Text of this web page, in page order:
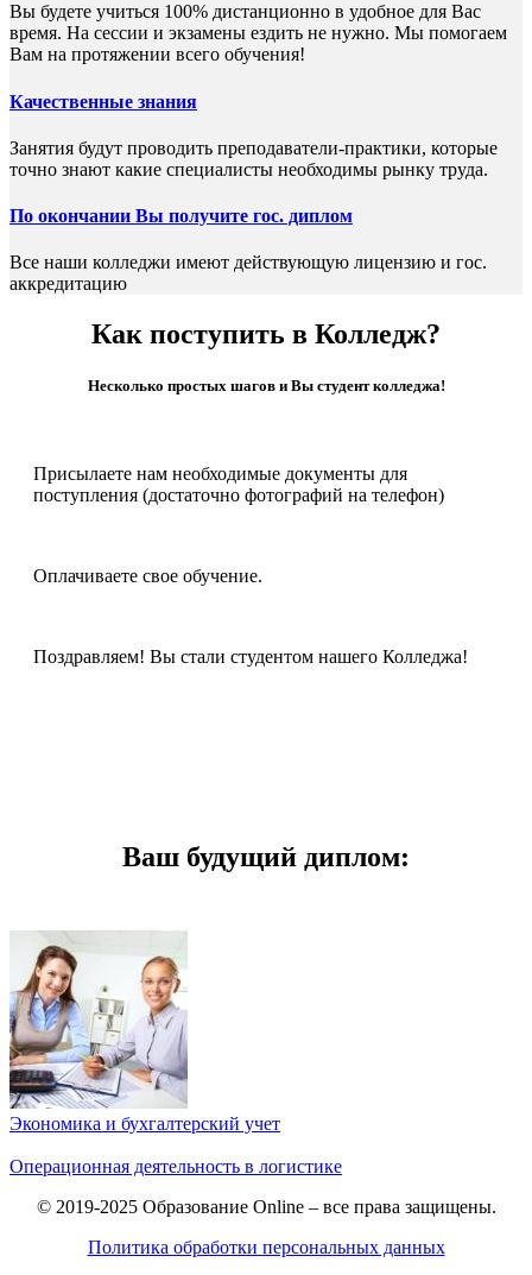
Вы будете учиться 100% дистанционно в удобное для Вас
время. На сессии и экзамены ездить не нужно. Мы помогаем
Вам на протяжении всего обучения!
Качественные знания
Занятия будут проводить преподаватели-практики, которые
точно знают какие специалисты необходимы рынку труда.
По окончании Вы получите гос. диплом
Все наши колледжи имеют действующую лицензию и гос.
аккредитацию
Как поступить в Колледж?
Несколько простых шагов и Вы студент колледжа!
Присылаете нам необходимые документы для
поступления (достаточно фотографий на телефон)
Оплачиваете свое обучение.
Поздравляем! Вы стали студентом нашего Колледжа!
Ваш будущий диплом:
Экономика и бухгалтерский учет
Операционная деятельность в логистике
© 2019-2025 Образование Online – все права защищены.
Политика обработки персональных данных